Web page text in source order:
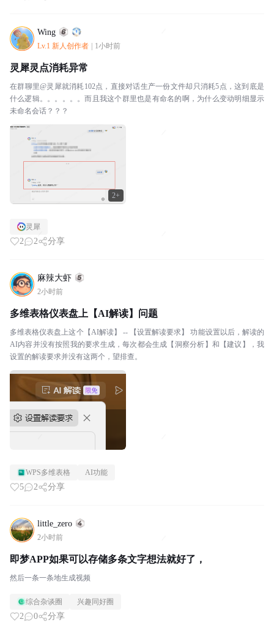
Wing
Lv.1 新人创作者 1小时前
2+
灵犀灵点消耗异常
在群聊里@灵犀就消耗102点，直接对话生产一份文件却只消耗5点，这到底是
什么逻辑。。。。。。而且我这个群里也是有命名的啊，为什么变动明细显示
未命名会话？？？
灵犀
2 2 分享
麻辣大虾
2小时前
多维表格仪表盘上【AI解读】问题
多维表格仪表盘上这个【AI解读】 -- 【设置解读要求】 功能设置以后，解读的
AI内容并没有按照我的要求生成，每次都会生成【洞察分析】和【建议】，我
设置的解读要求并没有这两个，望排查。
WPS多维表格 AI功能
5 2 分享
little_zero
2小时前
即梦APP如果可以存储多条文字想法就好了，
然后一条一条地生成视频
综合杂谈圈 兴趣同好圈
2 0 分享